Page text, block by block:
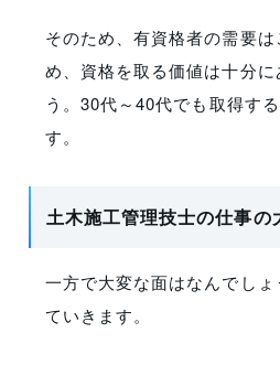
そのため、有資格者の需要
め、資格を取る価値は十分に
う。30代～40代でも取得す
す。
土木施工管理技士の仕事の
一方で大変な面はなんでし
ていきます。